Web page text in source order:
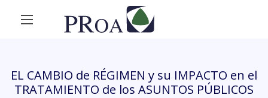
EL CAMBIO de RÉGIMEN y su IMPACTO en el
TRATAMIENTO de los ASUNTOS PÚBLICOS